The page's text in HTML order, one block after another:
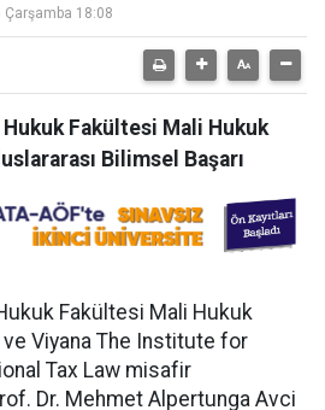
18:08
Fakültesi Mali Hukuk
Bilimsel Başarı
Fakültesi Mali Hukuk
ve Viyana The Institute for
Tax Law misafir
Dr. Mehmet Alpertunga Avci